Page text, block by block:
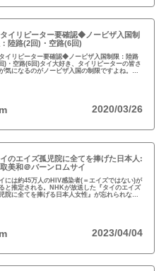
イリピーター要確認◆ノービザ入国制
：陸路(2回)・空路(6回)
イリピーター要確認◆ノービザ入国制限：陸路
)・空路(6回)タイ大好き、タイリピーターの皆さ
気になるのがノービザ入国の制限ですよね。近
2020/03/26
のエイズ孤児院に全てを捧げた日本人:
美和＠バーンロムサイ
には約45万人のHIV感染者(＝エイズではない)が
と推定される。NHKが放送した『タイのエイズ
院に全てを捧げる日本人女性』が忘れられな
2023/04/04